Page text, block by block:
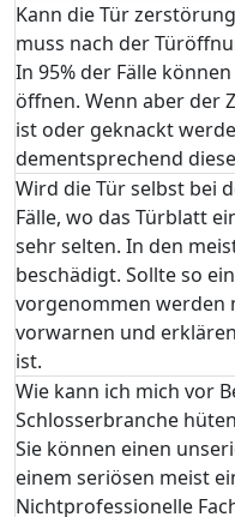
Kann die Tür
muss nach der
In 95% der Fälle
öffnen. Wenn aber der
ist oder geknackt
dementsprechend
Wird die Tür selbst bei
Fälle, wo das Türblatt
sehr selten. In den
beschädigt. Sollte so
vorgenommen werden
vorwarnen und
ist.
Wie kann ich mich vor
Schlosserbranche
Sie können einen
einem seriösen meist
Nichtprofessionelle